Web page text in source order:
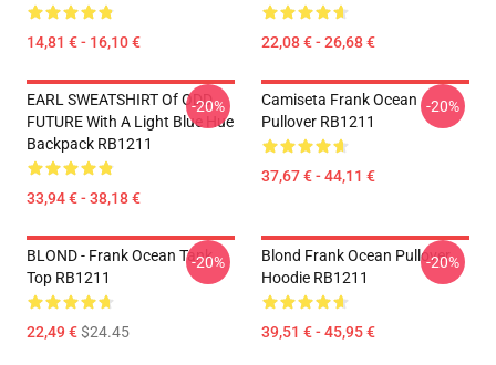
14,81 € - 16,10 € 22,08 € - 26,68 €
EARL SWEATSHIRT Of ODD
FUTURE With A Light Blue Hue
Backpack RB1211
33,94 € - 38,18 €
-20%
Camiseta Frank Ocean
Pullover RB1211
37,67 € - 44,11 €
-20%
BLOND - Frank Ocean Tank
Top RB1211
22,49 €$24.45
-20%
Blond Frank Ocean Pullover
Hoodie RB1211
39,51 € - 45,95 €
-20%